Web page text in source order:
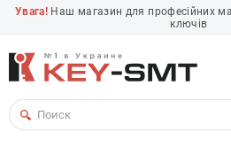
Увага! Наш магазин для професійних
ключів